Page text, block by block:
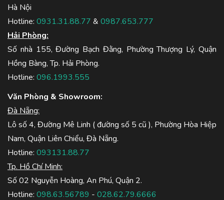
Hà Nội
Hotline: 0931.31.88.77 & 0987.653.777
Hải Phòng:
Số nhà 155, Đường Bạch Đằng, Phường Thượng Lý, Quận
Hồng Bàng, Tp. Hải Phòng.
Hotline: 096.1993.555
Văn Phòng & Showroom:
Đà Nẵng:
Lô số 4, Đường Mê Linh ( đường số 5 cũ ), Phường Hòa Hiệp
Nam, Quận Liên Chiểu, Đà Nẵng.
Hotline: 093131.88.77
Tp. Hồ Chí Minh:
Số 02 Nguyễn Hoàng, An Phú, Quận 2.
Hotline: 098.63.56789 - 028.62.79.6666